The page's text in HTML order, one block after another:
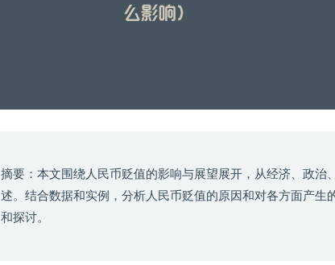
摘要：本文围绕人民币贬值的影响与展望展开，从经济、政治
述。结合数据和实例，分析人民币贬值的原因和对各方面产生
和探讨。